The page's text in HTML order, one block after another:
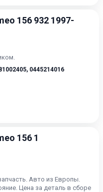
156 932 1997-
, 0445214016
156 1
Авто из Европы.
Цена за деталь в сборе